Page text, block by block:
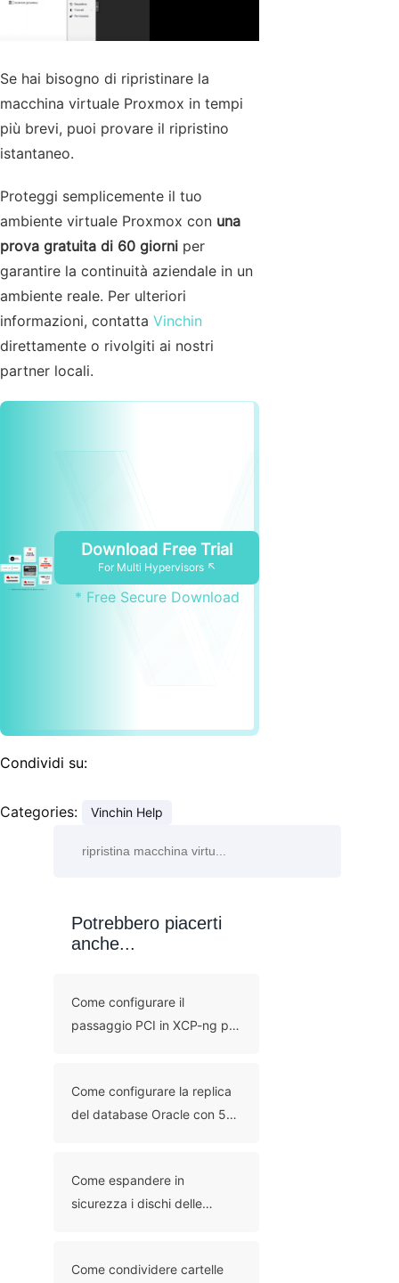
Se hai bisogno di ripristinare la
macchina virtuale Proxmox in tempi
più brevi, puoi provare il ripristino
istantaneo.
Proteggi semplicemente il tuo
ambiente virtuale Proxmox con una
prova gratuita di 60 giorni per
garantire la continuità aziendale in un
ambiente reale. Per ulteriori
informazioni, contatta Vinchin
direttamente o rivolgiti ai nostri
partner locali.
Download Free Trial
For Multi Hypervisors ↖
* Free Secure Download
Condividi su:
Categories: Vinchin Help
Potrebbero piacerti
anche...
Come configurare il
passaggio PCI in XCP-ng per
Come configurare la replica
del database Oracle con 5
Come espandere in
sicurezza i dischi delle
grafica e riga di comando
Come condividere cartelle